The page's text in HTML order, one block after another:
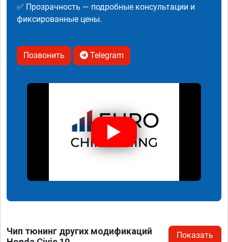
✅ Прозрачность — подробные консультации и
фиксированные цены.
Позвонить Telegram
Чип тюнинг других модификаций
Показать